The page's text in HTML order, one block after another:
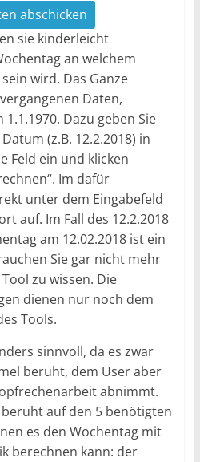
abschicken
sie kinderleicht
an welchem
wird. Das Ganze
Daten,
Dazu geben Sie
(z.B. 12.2.2018) in
Feld ein und klicken
Im dafür
unter dem Eingabefeld
auf. Im Fall des 12.2.2018
am 12.02.2018 ist ein
Sie gar nicht mehr
zu wissen. Die
dienen nur noch dem
Tools.
sinnvoll, da es zwar
beruht, dem User aber
abnimmt.
auf den 5 benötigten
es den Wochentag mit
berechnen kann: der